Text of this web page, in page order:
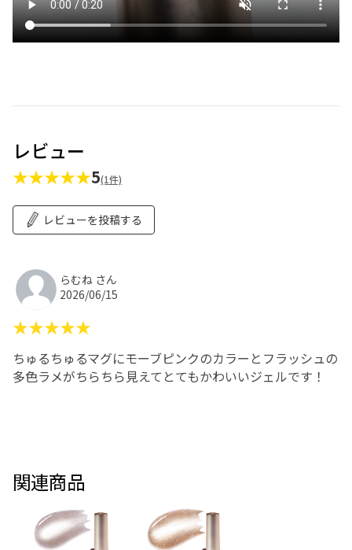
レビュー
★★★★★5(1件)
レビューを投稿する
らむね さん
2026/06/15
★★★★★
ちゅるちゅるマグにモーブピンクのカラーとフラッシュの
多色ラメがちらちら見えてとてもかわいいジェルです！
関連商品